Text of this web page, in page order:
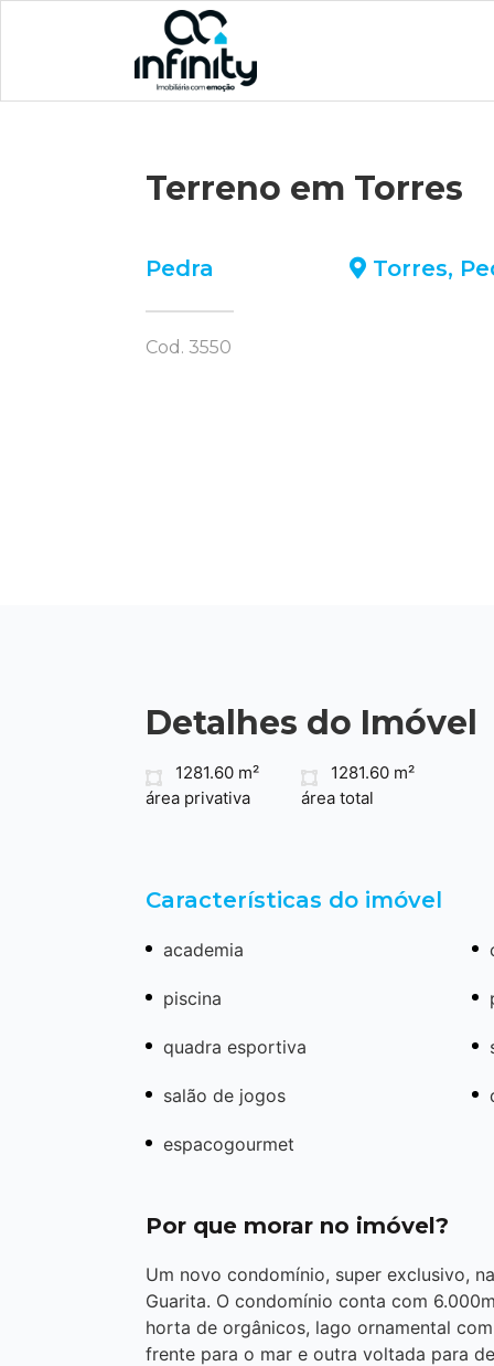
Terreno em Torres
Pedra Torres,
Cod. 3550
Detalhes do Imóvel
1281.60 m²
área privativa
1281.60 m²
área total
Características do imóvel
academia
piscina
quadra esportiva
salão de jogos
espacogourmet
Por que morar no imóvel?
Um novo condomínio, super exclusivo,
Guarita. O condomínio conta com
horta de orgânicos, lago ornamental
frente para o mar e outra voltada para